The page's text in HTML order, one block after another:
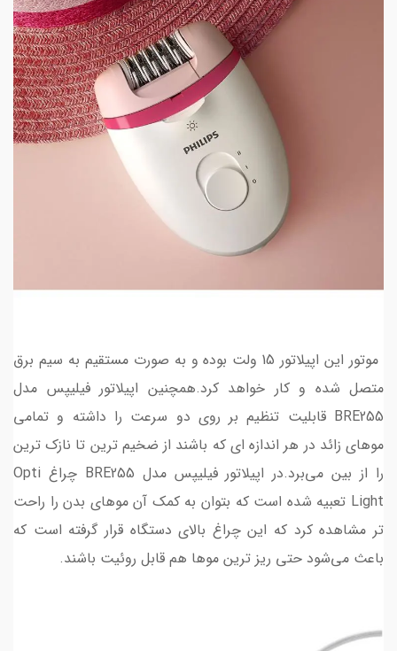
موتور این اپیلاتور 15 ولت بوده و به صورت مستقیم به سیم برق
متصل شده و کار خواهد کرد.همچنین اپیلاتور فیلیپس مدل
BRE255 قابلیت تنظیم بر روی دو سرعت را داشته و تمامی
موهای زائد در هر اندازه ای که باشند از ضخیم ترین تا نازک ترین
را از بین می‌برد.در اپیلاتور فیلیپس مدل BRE255 چراغ Opti
Light تعبیه شده است که بتوان به کمک آن موهای بدن را راحت
تر مشاهده کرد که این چراغ بالای دستگاه قرار گرفته است که
باعث می‌شود حتی ریز ترین موها هم قابل روئیت باشند.